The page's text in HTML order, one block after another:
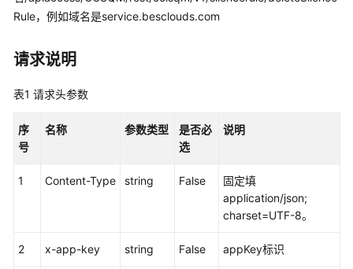
格
明
开
发
接
Rule，例如域名是service.besclouds.com
请求说明
表1 请求头参数
序
号
名称 参数类型
是否必
选
说明
1 Content-Type string False
固定填
application/json;
charset=UTF-8。
2 x-app-key string False appKey标识